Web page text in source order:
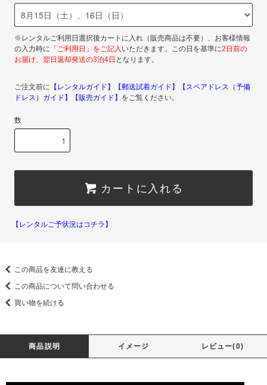
※レンタルご利用日選択後カートに入れ（販売商品は不要）、お客様情報
の入力時に 「ご利用日」をご記入 いただきます。この日を基準に2日前の
お届け、翌日返却発送の3泊4日 となります。
ご注文前に 【レンタルガイド】 【郵送試着ガイド】
【スペアドレス（予備
ドレス）ガイド】
【販売ガイド】 をご覧ください。
数
カートに入れる
【レンタルご予状況はコチラ】
この商品を友達に教える
この商品について問い合わせる
買い物を続ける
商品説明 イメージ レビュー(0)